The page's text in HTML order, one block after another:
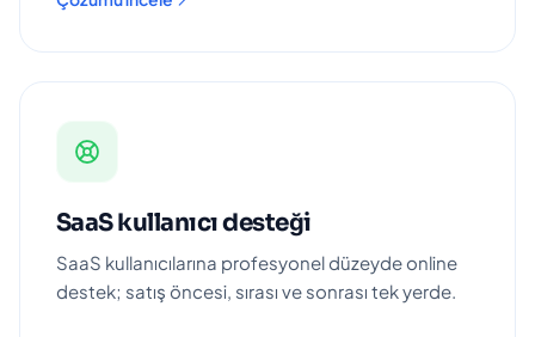
SaaS kullanıcı desteği
SaaS kullanıcılarına profesyonel düzeyde online
destek; satış öncesi, sırası ve sonrası tek yerde.